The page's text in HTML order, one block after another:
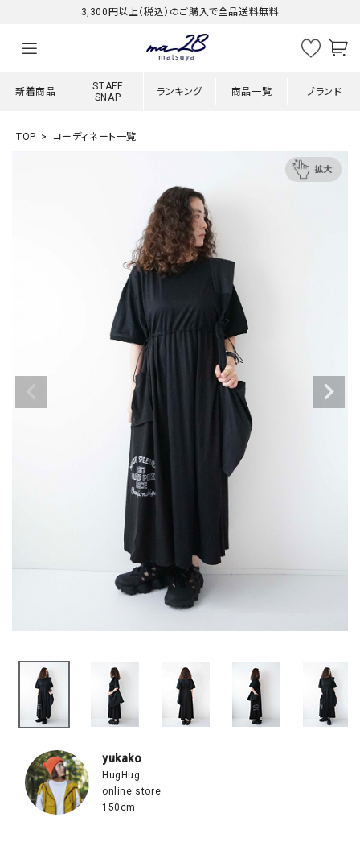
3,300円以上（税込）のご購入で全品送料無料
新着商品
STAFF
SNAP
ランキング 商品一覧 ブランド
TOP コーディネート一覧
yukako
HugHug
online store
150cm